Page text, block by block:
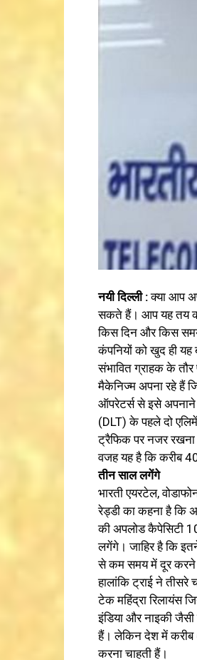
नयी दिल्ली :क्या आप
सकते हैं। आप यह तय
किस दिन और किस
कंपनियों को खुद ही
संभावित ग्राहक के
मैकेनिज्म अपना रहे हैं
ऑपरेटर्स से इसे अपनाने
(DLT) के पहले दो
ट्रैफिक पर नजर रखना
वजह यह है कि करीब
तीन साल लगेंगे
भारती एयरटेल,
रेड्डी का कहना है कि
की अपलोड कैपेसिटी
लगेंगे। जाहिर है कि
से कम समय में दूर करने
हालांकि ट्राई ने
टेक महिंद्रा रिलायंस
इंडिया और नाइकी
हैं। लेकिन देश में करीब
करना चाहती हैं।